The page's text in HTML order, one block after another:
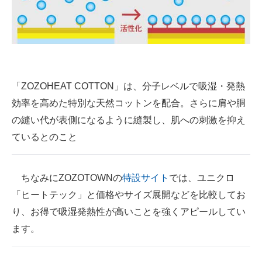
「ZOZOHEAT COTTON」は、分子レベルで吸湿・発熱
効率を高めた特別な天然コットンを配合。さらに肩や胴
の縫い代が表側になるように縫製し、肌への刺激を抑え
ているとのこと
ちなみにZOZOTOWNの特設サイト では、ユニクロ
「ヒートテック」と価格やサイズ展開などを比較してお
り、お得で吸湿発熱性が高いことを強くアピールしてい
ます。